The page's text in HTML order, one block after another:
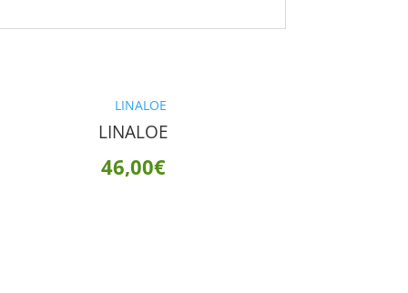
LINALOE
46,00€